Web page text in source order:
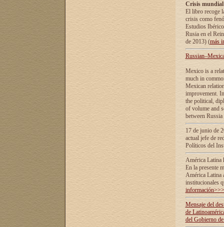
Crisis
El libro recoge
crisis como
Estudios
Rusia en el
de 2013) (más
Mexico is a
much in
Mexican
improvement.
the political,
of volume and
between
17 de junio de
actual jefe de
Políticos del
América Latina
En la presente
América Latina
institucionales
información>>>
Mensaje del
de
del Gobierno